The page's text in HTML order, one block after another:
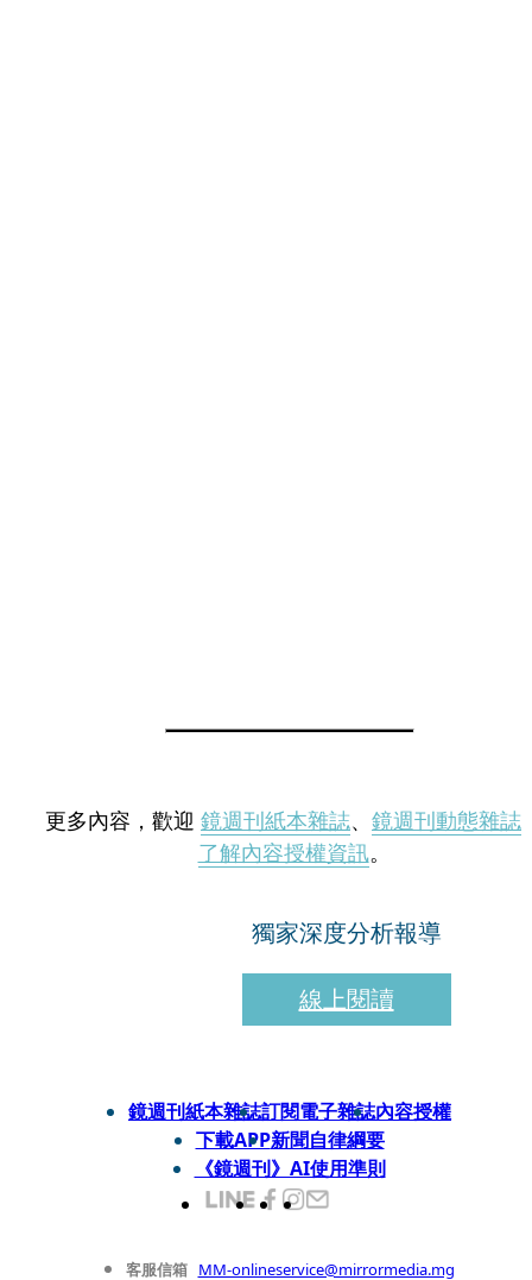
更多內容，歡迎 鏡週刊紙本雜誌、 鏡週刊動態雜誌
了解內容授權資訊。
獨家深度分析報導
線上閱讀
鏡週刊紙本雜誌訂閱電子雜誌內容授權
下載APP新聞自律綱要
《鏡週刊》AI使用準則
客服信箱 MM-onlineservice@mirrormedia.mg